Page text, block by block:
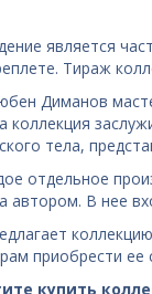
является
Тираж
Диманов
коллекция
тела,
отдельное
автором. В нее
приобрести ее
купить